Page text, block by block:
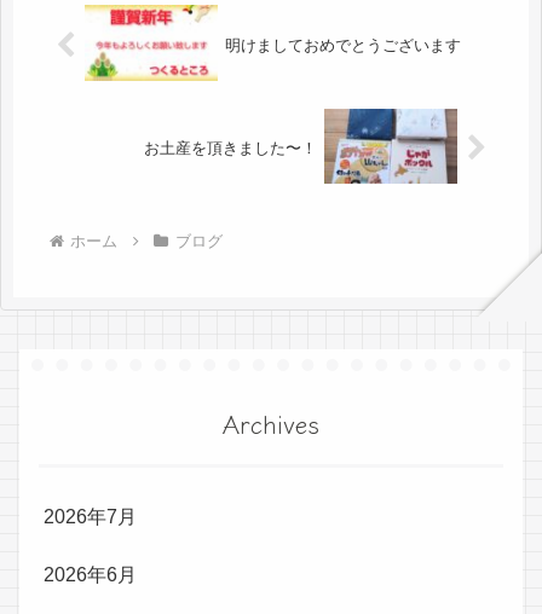
明けましておめでとうございます
お土産を頂きました〜！
ホーム ブログ
Archives
2026年7月
2026年6月